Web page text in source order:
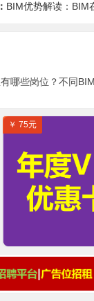
BIM优势解读：BIM
￥ 75元